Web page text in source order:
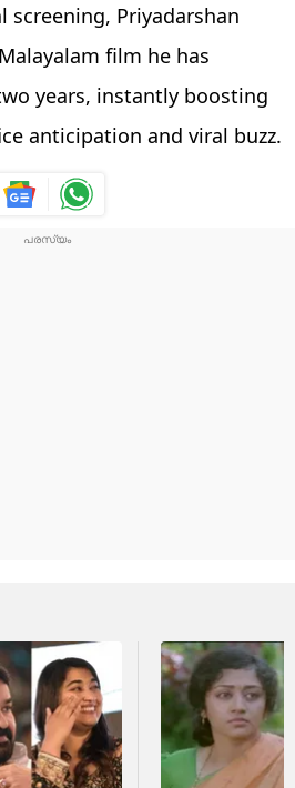
screening, Priyadarshan
film he has
years, instantly boosting
anticipation and viral buzz.